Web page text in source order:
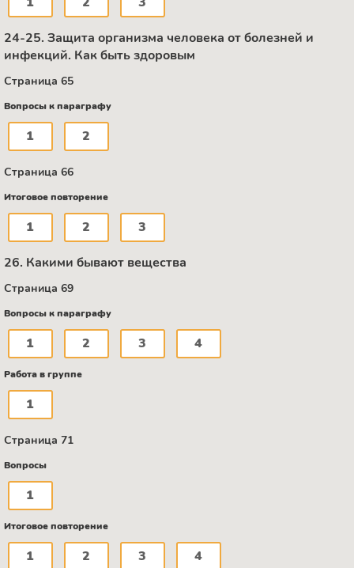
24-25. Защита организма человека от болезней и
инфекций. Как быть здоровым
Страница 65
Вопросы к параграфу
1 2
Страница 66
Итоговое повторение
1 2 3
26. Какими бывают вещества
Страница 69
Вопросы к параграфу
1 2 3 4
Работа в группе
1
Страница 71
Вопросы
1
Итоговое повторение
1 2 3 4